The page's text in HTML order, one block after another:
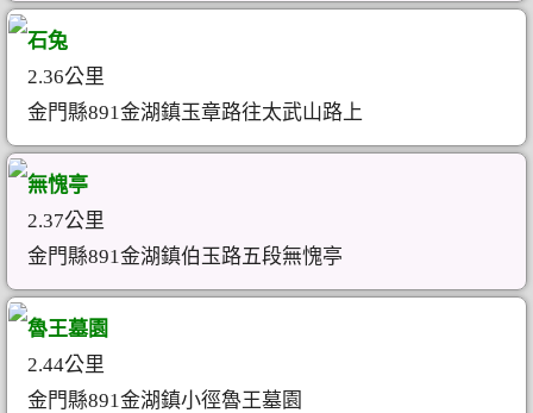
石兔
2.36公里
金門縣891金湖鎮玉章路往太武山路上
無愧亭
2.37公里
金門縣891金湖鎮伯玉路五段無愧亭
魯王墓園
2.44公里
金門縣891金湖鎮小徑魯王墓園